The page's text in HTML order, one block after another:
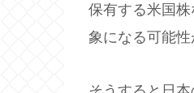
保有する米国
象になる可能性